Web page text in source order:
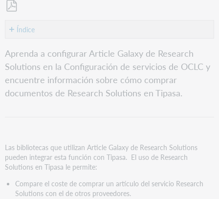
comoÍndice
Ajustes
de
Configuración
del
de
de
Research
Solutions
Revisar
solicitudes
Aprenda a configurar Article Galaxy de Research
Solutions en la Configuración de servicios de OCLC y
encuentre información sobre cómo comprar
documentos de Research Solutions en Tipasa.
Las bibliotecas que utilizan Article Galaxy de Research Solutions
pueden integrar esta función con Tipasa. El uso de Research
Solutions en Tipasa le permite:
Compare el coste de comprar un artículo del servicio Research
Solutions con el de otros proveedores.